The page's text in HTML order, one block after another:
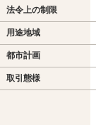
法令上の制限
用途地域
都市計画
取引態様